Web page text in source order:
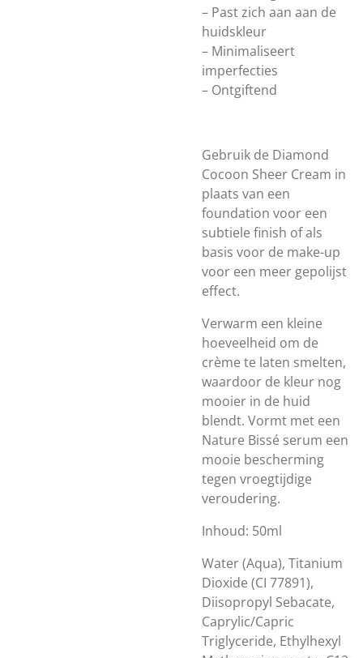
– Past zich aan aan de
huidskleur
– Minimaliseert
imperfecties
– Ontgiftend
Gebruik de Diamond
Cocoon Sheer Cream in
plaats van een
foundation voor een
subtiele finish of als
basis voor de make-up
voor een meer gepolijst
effect.
Verwarm een kleine
hoeveelheid om de
crème te laten smelten,
waardoor de kleur nog
mooier in de huid
blendt. Vormt met een
Nature Bissé serum een
mooie bescherming
tegen vroegtijdige
veroudering.
Inhoud: 50ml
Water (Aqua), Titanium
Dioxide (CI 77891),
Diisopropyl Sebacate,
Caprylic/Capric
Triglyceride, Ethylhexyl